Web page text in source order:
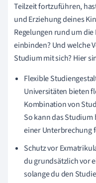
Teilzeit fortzuführen,
und Erziehung deines
Regelungen rund um
einbinden? Und welche
Studium mit sich? Hier
Flexible
Universitäten bieten
Kombination von
So kann das
einer Unterbrechung
Schutz vor
du grundsätzlich vor
solange du den